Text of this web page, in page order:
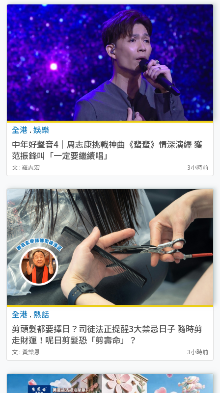
全港 . 娛樂
中年好聲音4｜周志康挑戰神曲《蜚蜚》情深演繹 獲
范振鋒叫「一定要繼續唱」
文 : 羅志宏 3小時前
全港 . 熱話
剪頭髮都要擇日？司徒法正提醒3大禁忌日子 隨時剪
走財運！呢日剪髮恐「剪壽命」？
文 : 黃樂恩 3小時前